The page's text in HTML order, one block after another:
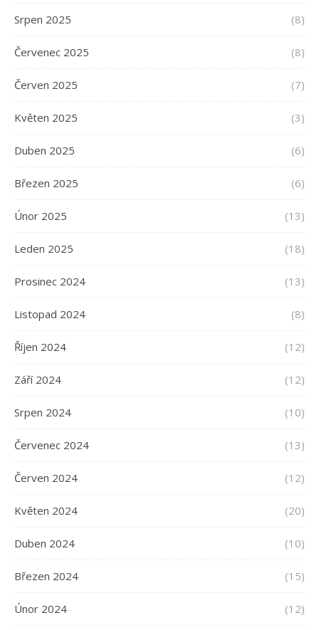
Srpen 2025 (8)
Červenec 2025 (8)
Červen 2025 (7)
Květen 2025 (3)
Duben 2025 (6)
Březen 2025 (6)
Únor 2025 (13)
Leden 2025 (18)
Prosinec 2024 (13)
Listopad 2024 (8)
Říjen 2024 (12)
Září 2024 (12)
Srpen 2024 (10)
Červenec 2024 (13)
Červen 2024 (12)
Květen 2024 (20)
Duben 2024 (10)
Březen 2024 (15)
Únor 2024 (12)